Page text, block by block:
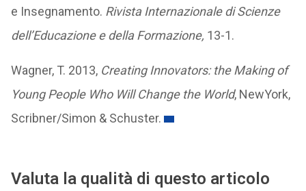
e Insegnamento. Rivista Internazionale di Scienze
dell’Educazione e della Formazione, 13-1.
Wagner, T. 2013, Creating Innovators: the Making of
Young People Who Will Change the World, NewYork,
Scribner/Simon & Schuster.
Valuta la qualità di questo articolo